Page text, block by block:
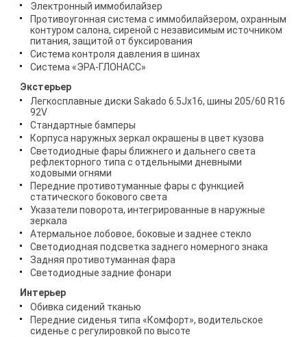
Электронный иммобилайзер
Противоугонная система с иммобилайзером, охранным
контуром салона, сиреной с независимым источником
питания, защитой от буксирования
Система контроля давления в шинах
Система «ЭРА-ГЛОНАСС»
Экстерьер
Легкосплавные диски Sakado 6.5Jx16, шины 205/60 R16
92V
Стандартные бамперы
Корпуса наружных зеркал окрашены в цвет кузова
Светодиодные фары ближнего и дальнего света
рефлекторного типа с отдельными дневными
ходовыми огнями
Передние противотуманные фары с функцией
статического бокового света
Указатели поворота, интегрированные в наружные
зеркала
Атермальное лобовое, боковые и заднее стекло
Светодиодная подсветка заднего номерного знака
Задняя противотуманная фара
Светодиодные задние фонари
Интерьер
Обивка сидений тканью
Передние сиденья типа «Комфорт», водительское
сиденье с регулировкой по высоте